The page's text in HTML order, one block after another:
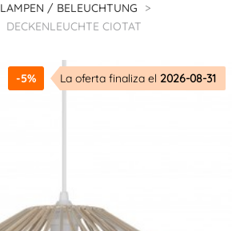
LAMPEN / BELEUCHTUNG
DECKENLEUCHTE CIOTAT
-5% La oferta finaliza el 2026-08-31